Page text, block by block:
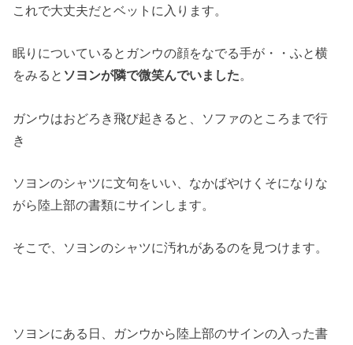
これで大丈夫だとベットに入ります。
眠りについているとガンウの顔をなでる手が・・ふと横
をみると ソヨンが隣で微笑んでいました。
ガンウはおどろき飛び起きると、ソファのところまで行
き
ソヨンのシャツに文句をいい、なかばやけくそになりな
がら陸上部の書類にサインします。
そこで、ソヨンのシャツに汚れがあるのを見つけます。
ソヨンにある日、ガンウから陸上部のサインの入った書